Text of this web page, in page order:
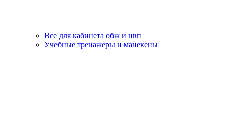
Все для кабинета обж и нвп
Учебные тренажеры и манекены